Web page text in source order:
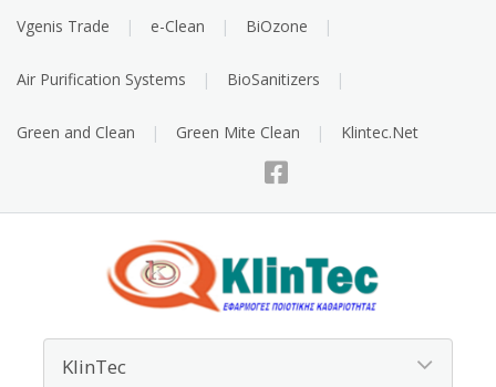
Vgenis Trade e-Clean BiOzone
Air Purification Systems BioSanitizers
Green and Clean Green Mite Clean Klintec.Net